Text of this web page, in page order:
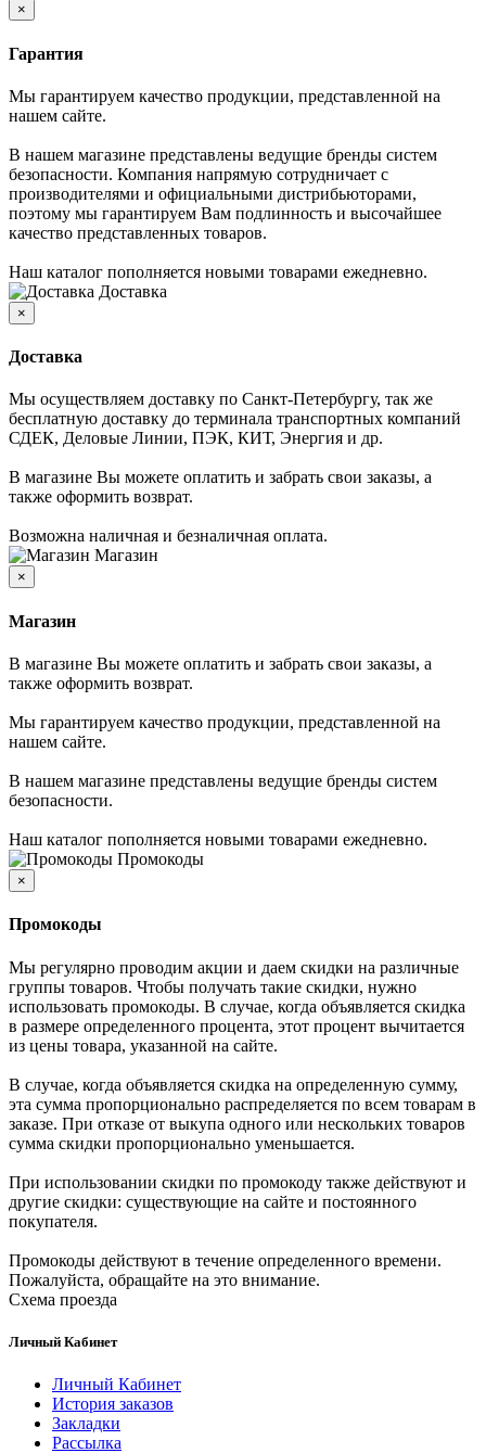
×
Гарантия
Мы гарантируем качество продукции, представленной на
нашем сайте.
В нашем магазине представлены ведущие бренды систем
безопасности. Компания напрямую сотрудничает с
производителями и официальными дистрибьюторами,
поэтому мы гарантируем Вам подлинность и высочайшее
качество представленных товаров.
Наш каталог пополняется новыми товарами ежедневно.
Доставка
×
Доставка
Мы осуществляем доставку по Санкт-Петербургу, так же
бесплатную доставку до терминала транспортных компаний
СДЕК, Деловые Линии, ПЭК, КИТ, Энергия и др.
В магазине Вы можете оплатить и забрать свои заказы, а
также оформить возврат.
Возможна наличная и безналичная оплата.
Магазин
×
Магазин
В магазине Вы можете оплатить и забрать свои заказы, а
также оформить возврат.
Мы гарантируем качество продукции, представленной на
нашем сайте.
В нашем магазине представлены ведущие бренды систем
безопасности.
Наш каталог пополняется новыми товарами ежедневно.
Промокоды
×
Промокоды
Мы регулярно проводим акции и даем скидки на различные
группы товаров. Чтобы получать такие скидки, нужно
использовать промокоды. В случае, когда объявляется скидка
в размере определенного процента, этот процент вычитается
из цены товара, указанной на сайте.
В случае, когда объявляется скидка на определенную сумму,
эта сумма пропорционально распределяется по всем товарам в
заказе. При отказе от выкупа одного или нескольких товаров
сумма скидки пропорционально уменьшается.
При использовании скидки по промокоду также действуют и
другие скидки: существующие на сайте и постоянного
покупателя.
Промокоды действуют в течение определенного времени.
Пожалуйста, обращайте на это внимание.
Схема проезда
Личный Кабинет
Личный Кабинет
История заказов
Закладки
Рассылка